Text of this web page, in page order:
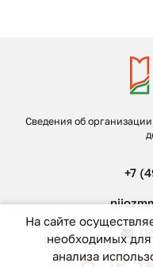
Сведения об
+7
На сайте
необходимых для
анализа